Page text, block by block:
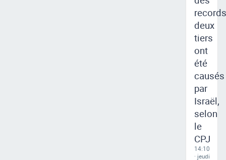
deux
tiers
ont
été
causés
par
Israël,
selon
le
CPJ
14:10
· jeudi